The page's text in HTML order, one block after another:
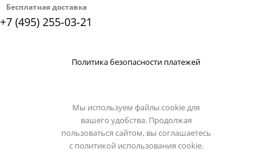
Бесплатная доставка
+7 (495) 255-03-21
Политика безопасности платежей
Мы используем файлы cookie для
вашего удобства. Продолжая
пользоваться сайтом, вы соглашаетесь
с политикой использования cookie.